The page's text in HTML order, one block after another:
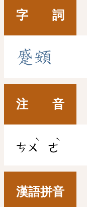
字 詞
蹙頞
注 音
ㄘㄨ
ˋ
ㄜ
ˋ
漢語拼音